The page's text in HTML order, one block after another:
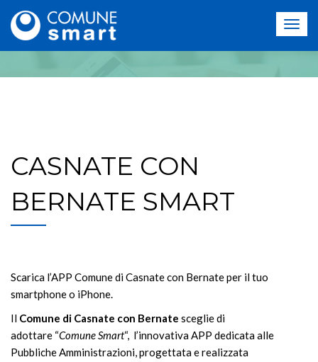
CASNATE CON
BERNATE SMART
Scarica l’APP Comune di Casnate con Bernate per il tuo
smartphone o iPhone.
Il Comune di Casnate con Bernate sceglie di
adottare “Comune Smart“, l’innovativa APP dedicata alle
Pubbliche Amministrazioni, progettata e realizzata